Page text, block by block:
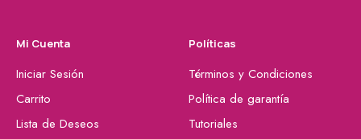
Mi Cuenta
Iniciar Sesión
Carrito
Lista de Deseos
Políticas
Términos y Condiciones
Política de garantía
Tutoriales